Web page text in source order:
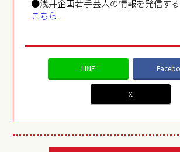
●浅井企画若手芸人の情報を発信す
こちら
LINE
X